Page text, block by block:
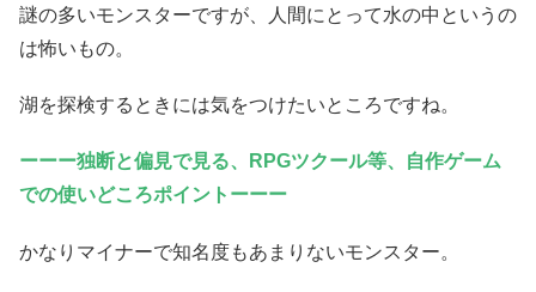
謎の多いモンスターですが、人間にとって水の中というの
は怖いもの。
湖を探検するときには気をつけたいところですね。
ーーー独断と偏見で見る、RPGツクール等、
自作ゲーム
での使いどころポイントーーー
かなりマイナーで知名度もあまりないモンスター。